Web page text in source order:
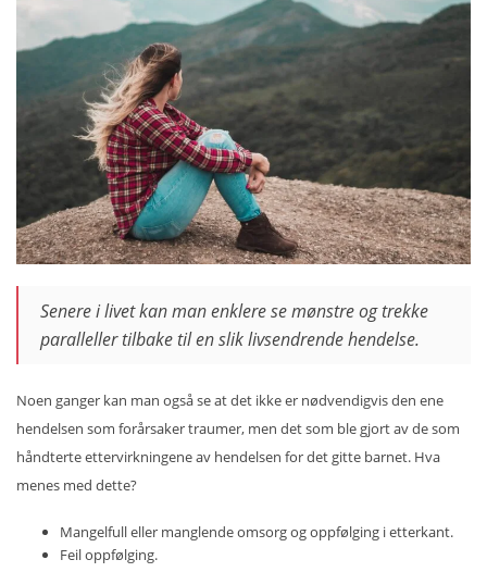
Senere i livet kan man enklere se mønstre og trekke
paralleller tilbake til en slik livsendrende hendelse.
Noen ganger kan man også se at det ikke er nødvendigvis den ene
hendelsen som forårsaker traumer, men det som ble gjort av de som
håndterte ettervirkningene av hendelsen for det gitte barnet. Hva
menes med dette?
Mangelfull eller manglende omsorg og oppfølging i etterkant.
Feil oppfølging.